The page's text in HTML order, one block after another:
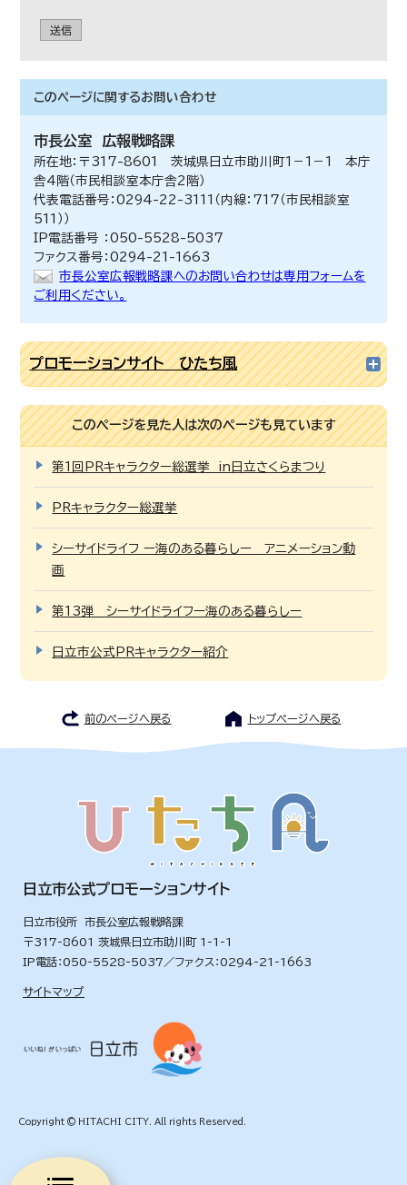
送信
このページに関するお問い合わせ
市長公室 広報戦略課
所在地：〒317-8601 茨城県日立市助川町1－1－1 本庁
舎4階（市民相談室本庁舎2階）
代表電話番号：0294-22-3111（内線：717（市民相談室
511））
IP電話番号 ：050-5528-5037
ファクス番号：0294-21-1663
市長公室広報戦略課へのお問い合わせは専用フォームを
ご利用ください。
プロモーションサイト ひたち風
このページを見た人は次のページも見ています
第1回PRキャラクター総選挙 in日立さくらまつり
PRキャラクター総選挙
シーサイドライフ ー海のある暮らしー アニメーション動
画
第13弾 シーサイドライフー海のある暮らしー
日立市公式PRキャラクター紹介
前のページへ戻る トップページへ戻る
日立市公式プロモーションサイト
日立市役所 市長公室広報戦略課
〒317-8601 茨城県日立市助川町 1-1-1
IP電話：050-5528-5037／ファクス：0294-21-1663
サイトマップ
Copyright © HITACHI CITY. All rights Reserved.